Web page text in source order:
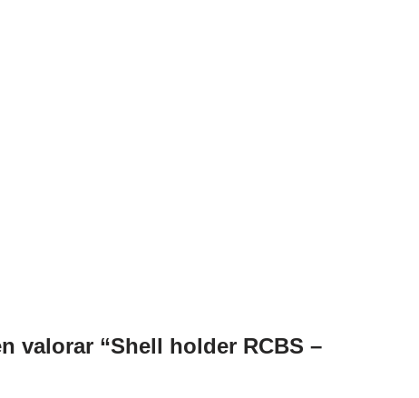
valorar “Shell holder RCBS –